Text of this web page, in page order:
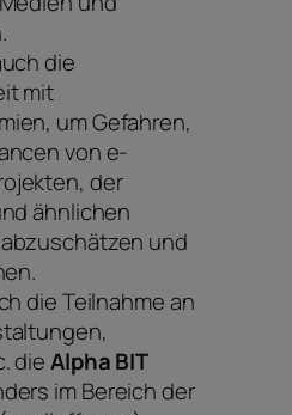
die
mit
um Gefahren,
von e-
der
ähnlichen
und
die Teilnahme an
dieAlpha BIT
im Bereich der